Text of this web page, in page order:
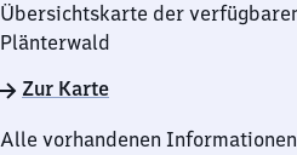
Uhr
Übersichtskarte der
Plänterwald
Zur Karte
Alle vorhandenen